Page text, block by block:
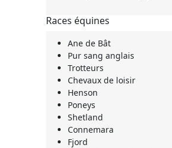
Races équines
Ane de Bât
Pur sang anglais
Trotteurs
Chevaux de loisir
Henson
Poneys
Shetland
Connemara
Fjord